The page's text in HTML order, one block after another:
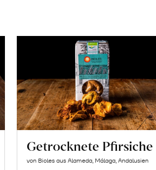
Getrocknete Pfirsiche
von Bioles aus Alameda, Málaga, Andalusien